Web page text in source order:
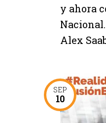
y ahora
Alex
SEP
10